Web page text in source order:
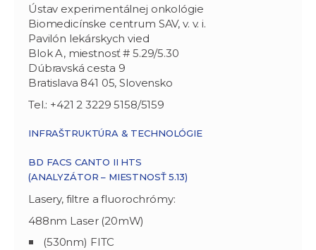
Ústav experimentálnej onkológie
Biomedicínske centrum SAV, v. v. i.
Pavilón lekárskych vied
Blok A, miestnosť # 5.29/5.30
Dúbravská cesta 9
Bratislava 841 05, Slovensko
Tel.: +421 2 3229 5158/5159
INFRAŠTRUKTÚRA & TECHNOLÓGIE
BD FACS CANTO II HTS
(ANALYZÁTOR – MIESTNOSŤ 5.13)
Lasery, filtre a fluorochrómy:
488nm Laser (20mW)
(530nm) FITC